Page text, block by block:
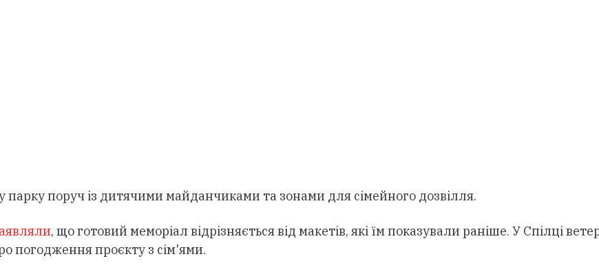
поруч із дитячими майданчиками та зонами для сімейного дозвілля.
, що готовий меморіал відрізняється від макетів, які їм показували раніше. У Спілці
погодження проєкту з сім'ями.